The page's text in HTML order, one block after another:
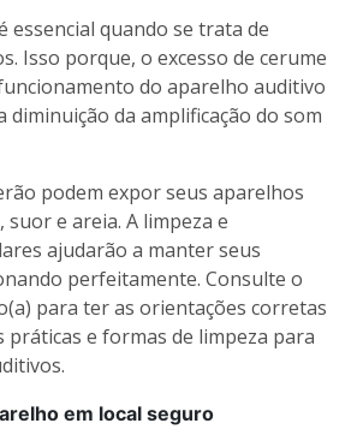
essencial quando se trata de
Isso porque, o excesso de cerume
do aparelho auditivo
diminuição da amplificação do som
podem expor seus aparelhos
e areia. A limpeza e
ajudarão a manter seus
perfeitamente. Consulte o
para ter as orientações corretas
práticas e formas de limpeza para
em local seguro